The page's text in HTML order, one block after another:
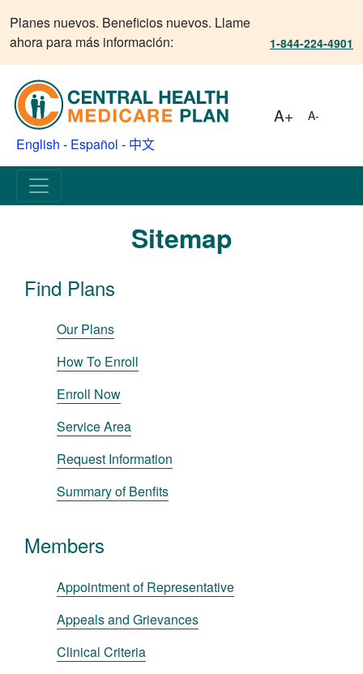
Planes nuevos. Beneficios nuevos. Llame
ahora para más información:
1-844-224-4901
English - Español - 中文
A+ A-
Sitemap
Find Plans
Our Plans
How To Enroll
Enroll Now
Service Area
Request Information
Summary of Benfits
Members
Appointment of Representative
Appeals and Grievances
Clinical Criteria